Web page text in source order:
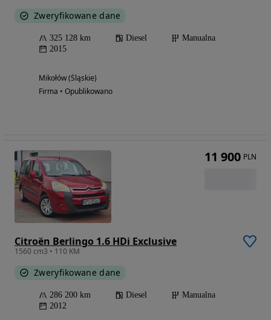
Zweryfikowane dane
325 128 km Diesel
Manualna
2015
Mikołów (Śląskie)
Firma • Opublikowano
Citroën Berlingo 1.6 HDi Exclusive
1560 cm3 • 110 KM
Zweryfikowane dane
286 200 km Diesel
Manualna
2012
11 900 PLN